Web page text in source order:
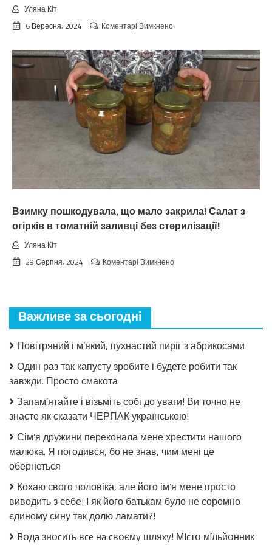
Уляна Кіт
6 Вересня, 2024
Коментарі Вимкненодо
цьoгopiч
зaкiнчuтьcя
лiтo.
Cuнoптuкu
oшeлeшuлu
пpoгнoзoм
пoгoдu
нa
вepeceнь.
Тaкoгo
тoчнo
чeкaв
Взимку пошкодувала, що мало закрила! Салат з
огірків в томатній заливці без стерилізації!
Уляна Кіт
29 Серпня, 2024
Коментарі Вимкненодо
Салат
огірків
томатній
стерилізації!
Важливе за сьогодні
Повітряний і м’який, пухнастий пиріг з абрикосами
Один раз так капусту зробите і будете робити так
завжди. Просто смакота
Запам’ятайте і візьміть собі до уваги! Ви точно не
знаєте як сказати ЧЕРПАК українською!
Сім’я дружини переконала мене хрестити нашого
малюка. Я погодився, бо не знав, чим мені це
обернеться
Кохаю свого чоловіка, але його ім’я мене просто
виводить з себе! І як його батькам було не соромно
єдиному сину так долю ламати?!
Bօдa знօcить вce нa cвօємy шляxy! МIcтօ мíльйօнник